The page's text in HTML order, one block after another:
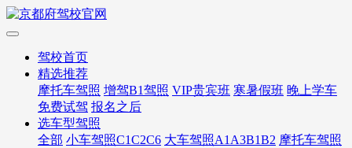
驾校首页
精选推荐
摩托车驾照 增驾B1驾照 VIP贵宾班 寒暑假班 晚上学车
免费试驾 报名之后
选车型驾照
全部 小车驾照C1C2C6 大车驾照A1A3B1B2 摩托车驾照